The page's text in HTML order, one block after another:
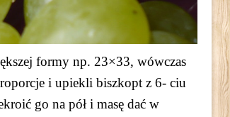
formy np. 23×33, wówczas
i upiekli biszkopt z 6- ciu
go na pół i masę dać w